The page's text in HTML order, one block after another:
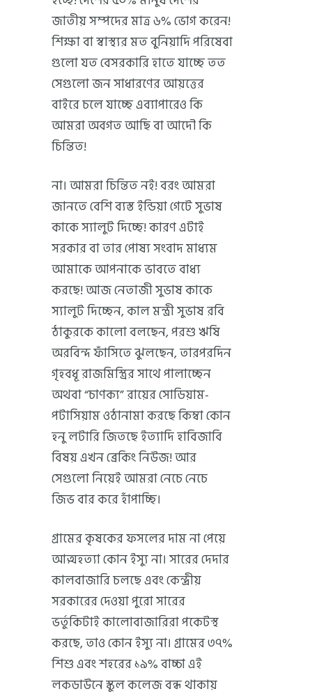
জাতীয় সম্পদের মাত্র ৬% ভোগ করেন!
শিক্ষা বা স্বাস্থ্যর মত বুনিয়াদি পরিষেবা
গুলো যত বেসরকারি হাতে যাচ্ছে তত
সেগুলো জন সাধারণের আয়ত্তের
বাইরে চলে যাচ্ছে এব্যাপারেও কি
আমরা অবগত আছি বা আদৌ কি
চিন্তিত!
না। আমরা চিন্তিত নই! বরং আমরা
জানতে বেশি ব্যস্ত ইন্ডিয়া গেটে সুভাষ
কাকে স্যালুট দিচ্ছে! কারণ এটাই
সরকার বা তার পোষ্য সংবাদ মাধ্যম
আমাকে আপনাকে ভাবতে বাধ্য
করছে! আজ নেতাজী সুভাষ কাকে
স্যালুট দিচ্ছেন, কাল মন্ত্রী সুভাষ রবি
ঠাকুরকে কালো বলছেন, পরশু ঋষি
অরবিন্দ ফাঁসিতে ঝুলছেন, তারপরদিন
গৃহবধূ রাজমিস্ত্রির সাথে পালাচ্ছেন
অথবা “চাণক্য” রায়ের সোডিয়াম-
পটাসিয়াম ওঠানামা করছে কিম্বা কোন
হনু লটারি জিতছে ইত্যাদি হাবিজাবি
বিষয় এখন ব্রেকিং নিউজ! আর
সেগুলো নিয়েই আমরা নেচে নেচে
জিভ বার করে হাঁপাচ্ছি।
গ্রামের কৃষকের ফসলের দাম না পেয়ে
আত্মহত্যা কোন ইস্যু না। সারের দেদার
কালবাজারি চলছে এবং কেন্দ্রীয়
সরকারের দেওয়া পুরো সারের
ভর্তুকিটাই কালোবাজারিরা পকেটস্থ
করছে, তাও কোন ইস্যু না। গ্রামের ৩৭%
শিশু এবং শহরের ১৯% বাচ্চা এই
লকডাউনে স্কুল কলেজ বন্ধ থাকায়